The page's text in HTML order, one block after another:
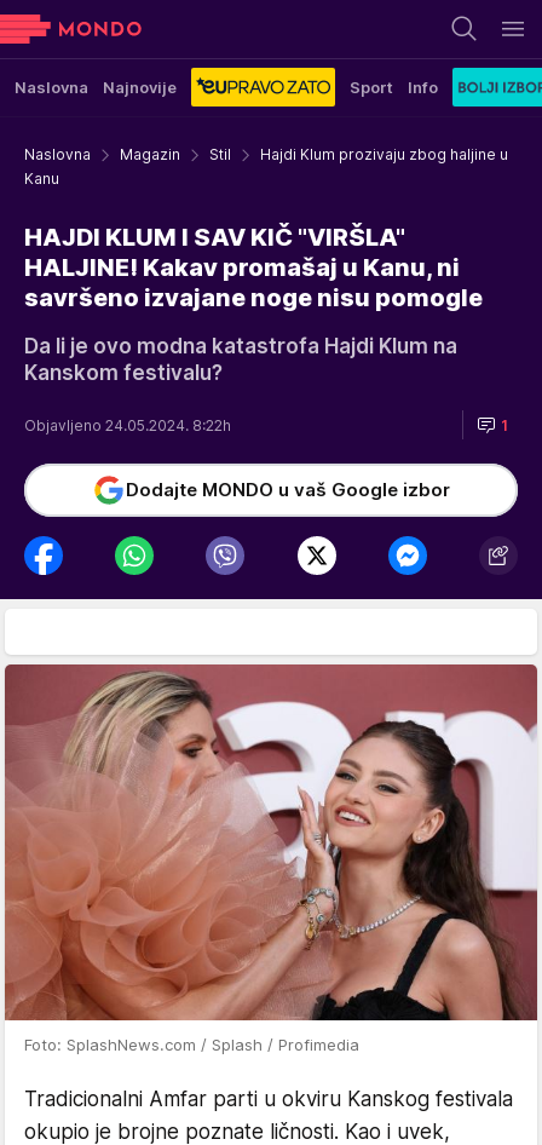
Naslovna Najnovije Sport Info
Naslovna Magazin Stil
Hajdi Klum prozivaju zbog haljine u
Kanu
HAJDI KLUM I SAV KIČ "VIRŠLA"
HALJINE! Kakav promašaj u Kanu, ni
savršeno izvajane noge nisu pomogle
Da li je ovo modna katastrofa Hajdi Klum na
Kanskom festivalu?
Objavljeno 24.05.2024. 8:22h 1
Dodajte MONDO u vaš Google izbor
Foto: SplashNews.com / Splash / Profimedia
Tradicionalni Amfar parti u okviru Kanskog festivala
okupio je brojne poznate ličnosti. Kao i uvek,